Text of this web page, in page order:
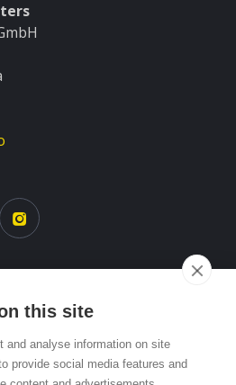
this site
and analyse information on site
provide social media features and